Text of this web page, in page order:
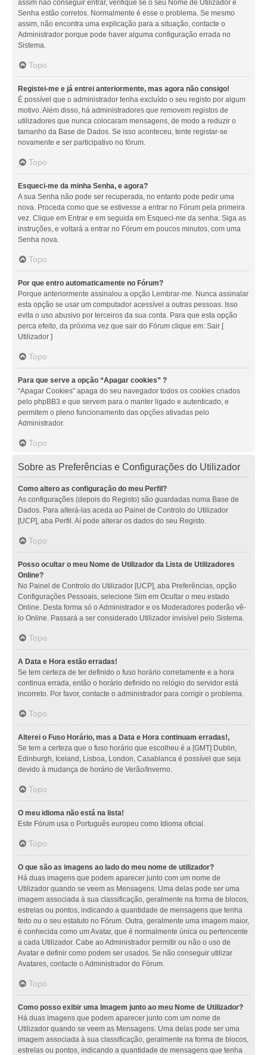
assim não conseguir entrar, verifique se o seu Nome de Utilizador e
Senha estão corretos. Normalmente é esse o problema. Se mesmo
assim, não encontra uma explicação para a situação, contacte o
Administrador porque pode haver alguma configuração errada no
Sistema.
Topo
Registei-me e já entrei anteriormente, mas agora não consigo!
É possível que o administrador tenha excluído o seu registo por algum
motivo. Além disso, há administradores que removem registos de
utilizadores que nunca colocaram mensagens, de modo a reduzir o
tamanho da Base de Dados. Se isso aconteceu, tente registar-se
novamente e ser participativo no fórum.
Topo
Esqueci-me da minha Senha, e agora?
A sua Senha não pode ser recuperada, no entanto pode pedir uma
nova. Proceda como que se estivesse a entrar no Fórum pela primeira
vez. Clique em Entrar e em seguida em Esqueci-me da senha. Siga as
instruções, e voltará a entrar no Fórum em poucos minutos, com uma
Senha nova.
Topo
Por que entro automaticamente no Fórum?
Porque anteriormente assinalou a opção Lembrar-me. Nunca assinalar
esta opção se usar um computador acessível a outras pessoas. Isso
evita o uso abusivo por terceiros da sua conta. Para que esta opção
perca efeito, da próxima vez que sair do Fórum clique em: Sair [
Utilizador ]
Topo
Para que serve a opção “Apagar cookies” ?
“Apagar Cookies” apaga do seu navegador todos os cookies criados
pelo phpBB3 e que servem para o manter ligado e autenticado, e
permitem o pleno funcionamento das opções ativadas pelo
Administrador.
Topo
Sobre as Preferências e Configurações do Utilizador
Como altero as configuração do meu Perfil?
As configurações (depois do Registo) são guardadas numa Base de
Dados. Para alterá-las aceda ao Painel de Controlo do Utilizador
[UCP], aba Perfil. Aí pode alterar os dados do seu Registo.
Topo
Posso ocultar o meu Nome de Utilizador da Lista de Utilizadores
Online?
No Painel de Controlo do Utilizador [UCP], aba Preferências, opção
Configurações Pessoais, selecione Sim em Ocultar o meu estado
Online. Desta forma só o Administrador e os Moderadores poderão vê-
lo Online. Passará a ser considerado Utilizador invisível pelo Sistema.
Topo
A Data e Hora estão erradas!
Se tem certeza de ter definido o fuso horário corretamente e a hora
continua errada, então o horário definido no relógio do servidor está
incorreto. Por favor, contacte o administrador para corrigir o problema.
Topo
Alterei o Fuso Horário, mas a Data e Hora continuam erradas!,
Se tem a certeza que o fuso horário que escolheu é a [GMT] Dublin,
Edinburgh, Iceland, Lisboa, London, Casablanca é possível que seja
devido à mudança de horário de Verão/Inverno.
Topo
O meu idioma não está na lista!
Este Fórum usa o Português europeu como Idioma oficial.
Topo
O que são as imagens ao lado do meu nome de utilizador?
Há duas imagens que podem aparecer junto com um nome de
Utilizador quando se veem as Mensagens. Uma delas pode ser uma
imagem associada à sua classificação, geralmente na forma de blocos,
estrelas ou pontos, indicando a quantidade de mensagens que tenha
feito ou o seu estatuto no Fórum. Outra, geralmente uma imagem maior,
é conhecida como um Avatar, que é normalmente única ou pertencente
a cada Utilizador. Cabe ao Administrador permitir ou não o uso de
Avatar e definir como podem ser usados. Se não conseguir utilizar
Avatares, contacte o Administrador do Fórum.
Topo
Como posso exibir uma Imagem junto ao meu Nome de Utilizador?
Há duas imagens que podem aparecer junto com um nome de
Utilizador quando se veem as Mensagens. Uma delas pode ser uma
imagem associada à sua classificação, geralmente na forma de blocos,
estrelas ou pontos, indicando a quantidade de mensagens que tenha